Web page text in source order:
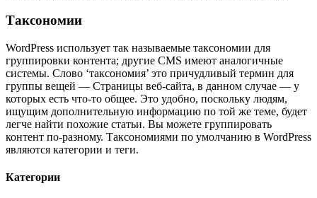
Таксономии
WordPress использует так называемые таксономии для
группировки контента; другие CMS имеют аналогичные
системы. Слово ‘таксономия’ это причудливый термин для
группы вещей — Страницы веб-сайта, в данном случае — у
которых есть что-то общее. Это удобно, поскольку людям,
ищущим дополнительную информацию по той же теме, будет
легче найти похожие статьи. Вы можете группировать
контент по-разному. Таксономиями по умолчанию в WordPress
являются категории и теги.
Категории